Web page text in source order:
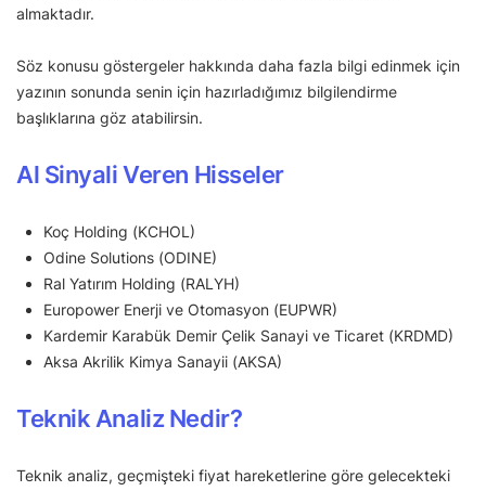
almaktadır.
Söz konusu göstergeler hakkında daha fazla bilgi edinmek için
yazının sonunda senin için hazırladığımız bilgilendirme
başlıklarına göz atabilirsin.
Al Sinyali Veren Hisseler
Koç Holding (KCHOL)
Odine Solutions (ODINE)
Ral Yatırım Holding (RALYH)
Europower Enerji ve Otomasyon (EUPWR)
Kardemir Karabük Demir Çelik Sanayi ve Ticaret (KRDMD)
Aksa Akrilik Kimya Sanayii (AKSA)
Teknik Analiz Nedir?
Teknik analiz, geçmişteki fiyat hareketlerine göre gelecekteki